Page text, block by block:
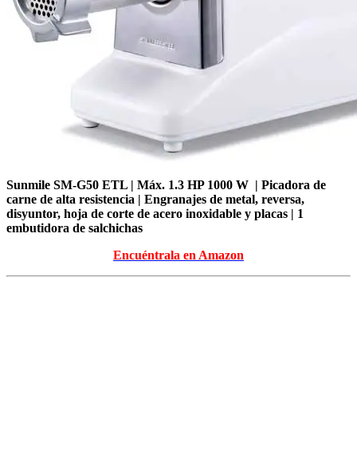
Sunmile SM-G50 ETL | Máx. 1.3 HP 1000 W | Picadora de
carne de alta resistencia | Engranajes de metal, reversa,
disyuntor, hoja de corte de acero inoxidable y placas | 1
embutidora de salchichas
Encuéntrala en Amazon